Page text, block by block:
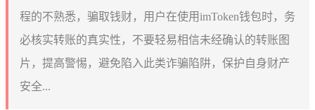
程的不熟悉，骗取钱财，用户在使用imToken钱包时，务
必核实转账的真实性，不要轻易相信未经确认的转账图
片，提高警惕，避免陷入此类诈骗陷阱，保护自身财产
安全...